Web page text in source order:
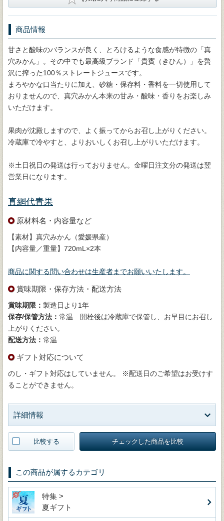
商品情報
甘さと酸味のバランスが良く、とろけるような食感が特徴の「真
穴みかん」。その中でも最高級ブランド「貴賓（きひん）」を贅
沢に搾った100％ストレートジュースです。
まろやかな口当たりに加え、砂糖・保存料・香料を一切使用して
おりませんので、真穴みかん本来の甘み・酸味・香りをお楽しみ
いただけます。
果肉が沈殿しますので、よく振ってからお召し上がりください。
冷蔵庫で冷やすと、よりおいしくお召し上がりいただけます。
※土日祝日の発送は行っておりません。金曜日注文分の発送は翌
営業日になります。
真網代青果
原材料名・内容量など
【素材】真穴みかん（愛媛県産）
【内容量／重量】720mL×2本
商品に関する問い合わせは生産者までお願いいたします。
賞味期限・保存方法・配送方法
賞味期限： 製造日より1年
保存/保管方法： 常温 開栓後は冷蔵庫で保管し、お早目にお召し
上がりください。
配送方法： 常温
ギフト対応について
のし・ギフト対応はしていません。 ※配送日のご希望はお受けす
ることができません。
詳細情報
比較する チェックした商品を比較
この商品が属するカテゴリ
特集 >
夏ギフト